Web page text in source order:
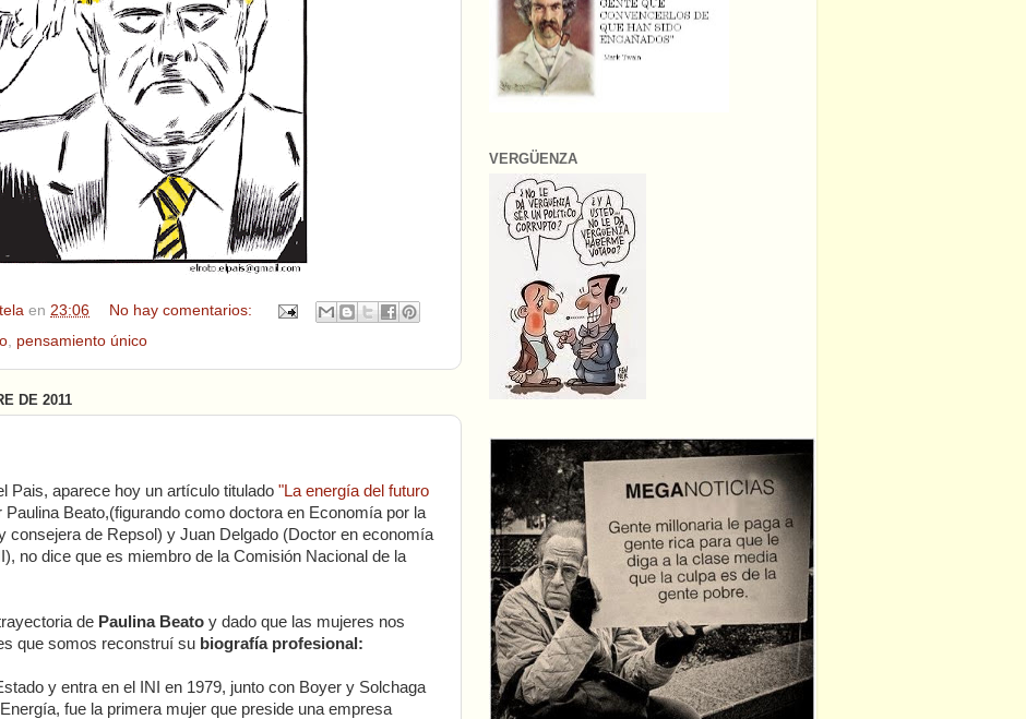
en 23:06
No hay comentarios:
pensamiento único
DE 2011
Pais, aparece hoy un artículo titulado "La energía del futuro
Paulina Beato,(figurando como doctora en Economía por la
consejera de Repsol) y Juan Delgado (Doctor en economía
no dice que es miembro de la Comisión Nacional de la
de Paulina Beato y dado que las mujeres nos
que somos reconstruí su biografía profesional:
y entra en el INI en 1979, junto con Boyer y Solchaga
fue la primera mujer que preside una empresa
VERGÜENZA